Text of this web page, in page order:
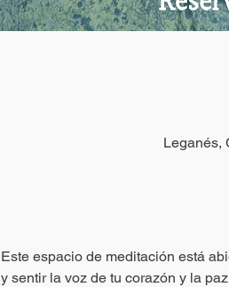
Leganés,
Este espacio de meditación está
y sentir la voz de tu corazón y la